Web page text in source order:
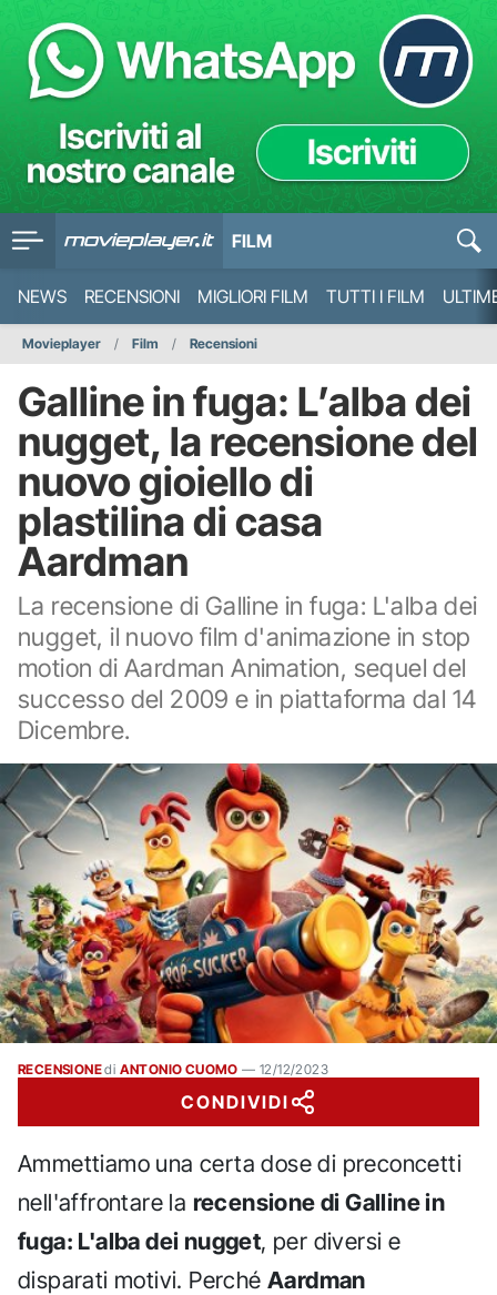
FILM
NEWS RECENSIONI MIGLIORI FILM TUTTI I FILM
Movieplayer Film Recensioni
Galline in fuga: L’alba dei
nugget, la recensione del
nuovo gioiello di
plastilina di casa
Aardman
La recensione di Galline in fuga: L'alba dei
nugget, il nuovo film d'animazione in stop
motion di Aardman Animation, sequel del
successo del 2009 e in piattaforma dal 14
Dicembre.
RECENSIONEdi ANTONIO CUOMO —12/12/2023
CONDIVIDI
Ammettiamo una certa dose di preconcetti
nell'affrontare la recensione di Galline in
fuga: L'alba dei nugget, per diversi e
disparati motivi. Perché Aardman